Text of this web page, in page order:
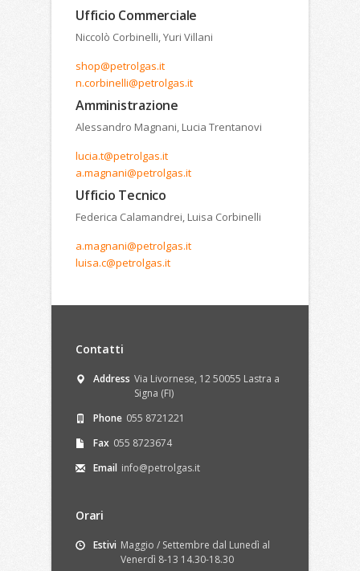
Ufficio Commerciale
Niccolò Corbinelli, Yuri Villani
shop@petrolgas.it
n.corbinelli@petrolgas.it
Amministrazione
Alessandro Magnani, Lucia Trentanovi
lucia.t@petrolgas.it
a.magnani@petrolgas.it
Ufficio Tecnico
Federica Calamandrei, Luisa Corbinelli
a.magnani@petrolgas.it
luisa.c@petrolgas.it
Contatti
Address Via Livornese, 12 50055 Lastra a
Signa (FI)
Phone 055 8721221
Fax 055 8723674
Email info@petrolgas.it
Orari
Estivi Maggio / Settembre dal Lunedì al
Venerdì 8-13 14.30-18.30